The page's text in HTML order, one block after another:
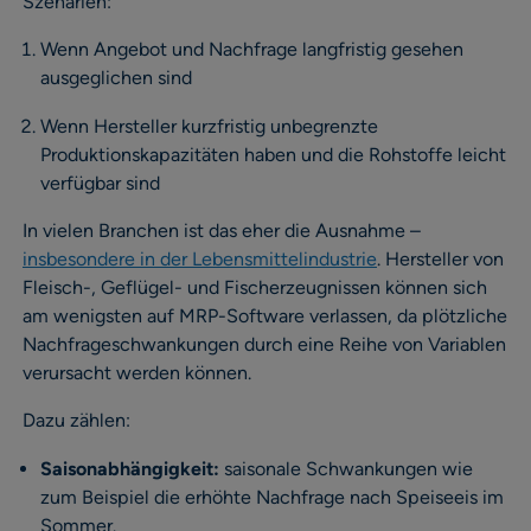
Wenn Angebot und Nachfrage langfristig gesehen
ausgeglichen sind
Wenn Hersteller kurzfristig unbegrenzte
Produktionskapazitäten haben und die Rohstoffe leicht
verfügbar sind
In vielen Branchen ist das eher die Ausnahme –
insbesondere in der Lebensmittelindustrie. Hersteller von
Fleisch-, Geflügel- und Fischerzeugnissen können sich
am wenigsten auf MRP-Software verlassen, da plötzliche
Nachfrageschwankungen durch eine Reihe von Variablen
verursacht werden können.
Dazu zählen:
Saisonabhängigkeit: saisonale Schwankungen wie
zum Beispiel die erhöhte Nachfrage nach Speiseeis im
Sommer.